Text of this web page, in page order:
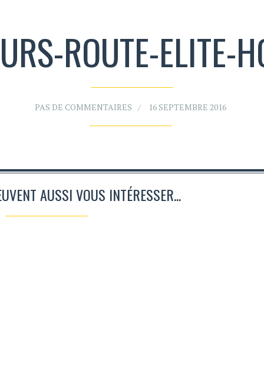
ROUTE-ELITE-
PAS DE COMMENTAIRES 16 SEPTEMBRE 2016
AUSSI VOUS INTÉRESSER...